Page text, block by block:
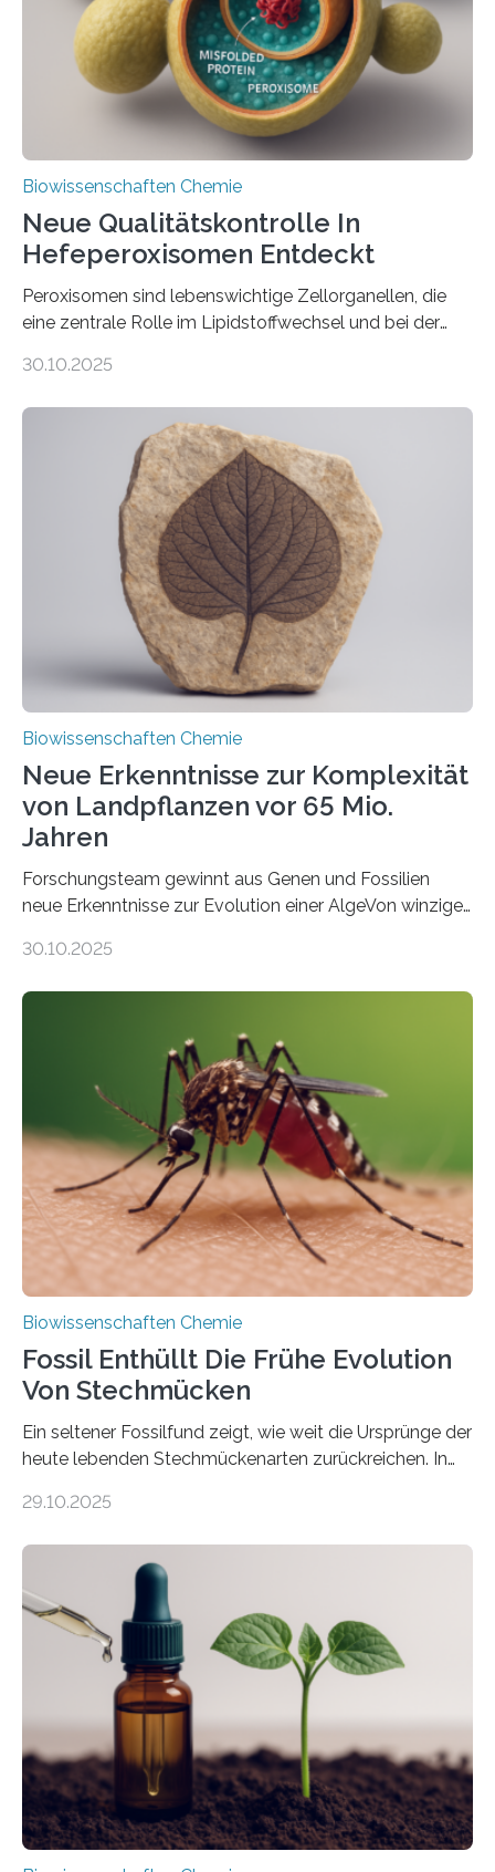
Biowissenschaften Chemie
Neue Qualitätskontrolle In
Hefeperoxisomen Entdeckt
Peroxisomen sind lebenswichtige Zellorganellen, die
eine zentrale Rolle im Lipidstoffwechsel und bei der
erfüllen können, müssen zahlreiche Enzyme präzise in
der Ruhr-Universität Bochum um Prof. Dr. Ralf Erdmann
und Dr. Ismaila Francis Yusuf hat nun einen bislang
unbekannten Qualitätskontrollmechanismus des
peroxisomalen Proteintransports in der Bäckerhefe
Saccharomyces cerevisiae entdeckt, der für die
Funktionsfähigkeit der Organellen entscheidend ist. Die
Studie wurde am 28. Oktober 2025 in der
Fachzeitschrift…
30.10.2025
Biowissenschaften Chemie
Neue Erkenntnisse zur Komplexität
von Landpflanzen vor 65 Mio.
Jahren
Forschungsteam gewinnt aus Genen und Fossilien
neue Erkenntnisse zur Evolution einer AlgeVon winzigen
Landpflanzen zählen zu den komplexesten
Grünalgen, die vor Hunderten von Millionen Jahren
lebten. Unter den Vorfahren sticht eine Gruppe heraus,
die noch heute in der Natur vorkommt: die
Süßwasseralge Coleochaetophyceae. Einige Arten
dieser Gruppe bilden aus Zellfäden dichte Geflechte
mit scheibenförmiger Gestalt. Was auffällig ist: Die
nächsten…
30.10.2025
Biowissenschaften Chemie
Fossil Enthüllt Die Frühe Evolution
Von Stechmücken
Ein seltener Fossilfund zeigt, wie weit die Ursprünge der
heute lebenden Stechmückenarten zurückreichen. In
Forschende die bisher älteste bekannte Stechmücken-
Region Kachin in Myanmar und hat sich in
ausgezeichnetem Zustand erhalten. Es konnte als neue
Art einer neuen Gattung beschrieben werden und trägt
nun den Namen Cretosabethes primaevus. Dieser erste
fossile Nachweis einer Stechmückenlarve in Bernstein
stellt gleichzeitig den ersten Fossilfund einer
Mückenlarve aus dem Mesozoikum dar, denn…
29.10.2025